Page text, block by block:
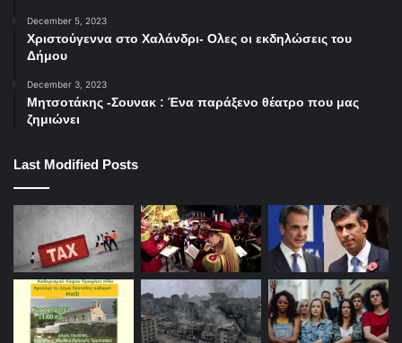
December 5, 2023
Χριστούγεννα στο Χαλάνδρι- Ολες οι εκδηλώσεις του
Δήμου
December 3, 2023
Μητσοτάκης -Σουνακ : Ένα παράξενο θέατρο που μας
ζημιώνει
Last Modified Posts